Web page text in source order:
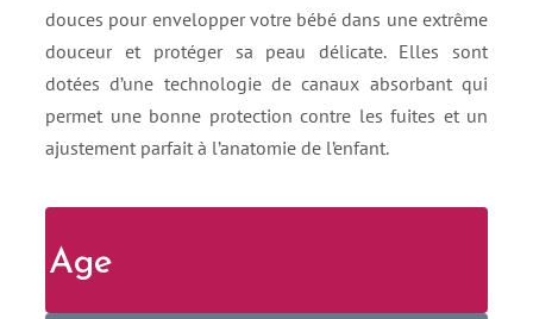
douces pour envelopper votre bébé dans une extrême
douceur et protéger sa peau délicate. Elles sont
dotées d’une technologie de canaux absorbant qui
permet une bonne protection contre les fuites et un
ajustement parfait à l’anatomie de l’enfant.
Age